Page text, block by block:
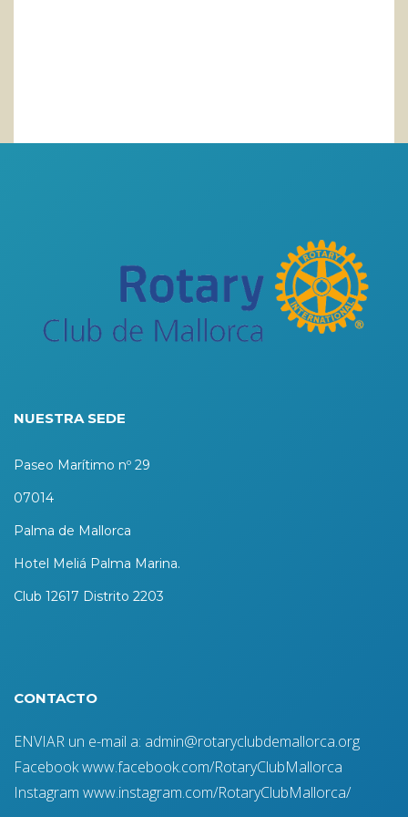
NUESTRA SEDE
Paseo Marítimo nº 29
07014
Palma de Mallorca
Hotel Meliá Palma Marina.
Club 12617 Distrito 2203
CONTACTO
ENVIAR un e-mail a: admin@rotaryclubdemallorca.org
Facebook www.facebook.com/RotaryClubMallorca
Instagram www.instagram.com/RotaryClubMallorca/